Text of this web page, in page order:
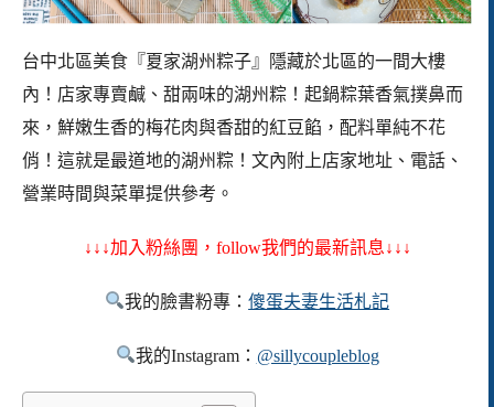
台中北區美食『夏家湖州粽子』隱藏於北區的一間大樓
內！店家專賣鹹、甜兩味的湖州粽！起鍋粽葉香氣撲鼻而
來，鮮嫩生香的梅花肉與香甜的紅豆餡，配料單純不花
俏！這就是最道地的湖州粽！ 文內附上店家地址、電話、
營業時間與菜單提供參考。
↓↓↓加入粉絲團，follow我們的最新訊息↓↓↓
我的臉書粉專：傻蛋夫妻生活札記
我的Instagram： @sillycoupleblog